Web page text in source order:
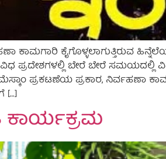
ಕಾಮಗಾರಿ ಕೈಗೊಳ್ಳಲಾಗುತ್ತಿರುವ
ಪ್ರದೇಶಗಳಲ್ಲಿ ಬೇರೆ ಬೇರೆ ಸಮಯದಲ್ಲಿ
ಪ್ರಕಟಣೆಯ ಪ್ರಕಾರ, ನಿರ್ವಹಣಾ
[…]
ಕಾರ್ಯಕ್ರಮ